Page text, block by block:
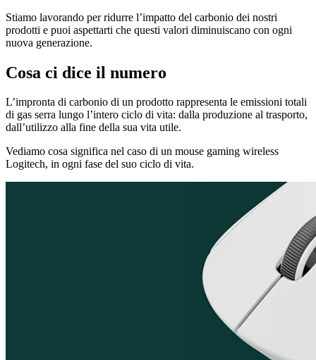
Stiamo lavorando per ridurre l’impatto del carbonio dei nostri
prodotti e puoi aspettarti che questi valori diminuiscano con ogni
nuova generazione.
Cosa ci dice il numero
L’impronta di carbonio di un prodotto rappresenta le emissioni totali
di gas serra lungo l’intero ciclo di vita: dalla produzione al trasporto,
dall’utilizzo alla fine della sua vita utile.
Vediamo cosa significa nel caso di un mouse gaming wireless
Logitech, in ogni fase del suo ciclo di vita.